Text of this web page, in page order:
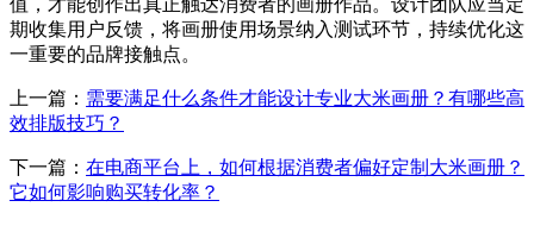
值，才能创作出真正触达消费者的画册作品。设计团队应当定
期收集用户反馈，将画册使用场景纳入测试环节，持续优化这
一重要的品牌接触点。
上一篇： 需要满足什么条件才能设计专业大米画册？有哪些高
效排版技巧？
下一篇： 在电商平台上，如何根据消费者偏好定制大米画册？
它如何影响购买转化率？